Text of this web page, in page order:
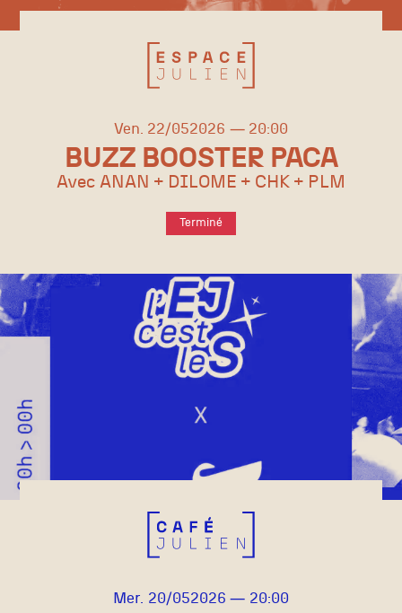
vendredi
Ven. 22/mai
052026 20:00
BUZZ BOOSTER PACA
Avec ANAN + DILOME + CHK + PLM
Terminé
mercredi
Mer. 20/mai
052026 20:00